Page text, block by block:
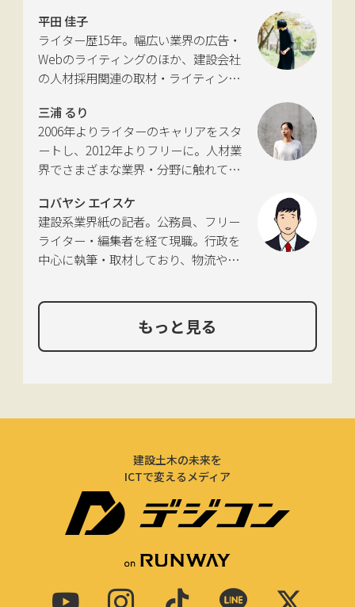
共交通部会」、「MaaS関連データ検
討会」、SIP第2期自動運転（システム
とサービスの拡張）ピアレビュー委員
会などの委員を歴任。
どの執筆を中心に、ジャンルを問わず
活動。四国にある築100年の実家をど
う生かすかが長年の悩み。
平田 佳子
ライター歴15年。幅広い業界の広告・
Webのライティングのほか、建設会社
の人材採用関連の取材・ライティング
仕事をしていたため、小さな頃から憧
れあり。
三浦 るり
2006年よりライターのキャリアをスタ
ートし、2012年よりフリーに。人材業
界でさまざまな業界・分野に触れてき
を手掛ける。現在は特に建築や不動
産、さらにはDX分野を探究中。
コバヤシ エイスケ
建設系業界紙の記者。公務員、フリー
ライター・編集者を経て現職。行政を
中心に執筆・取材しており、物流や環
もっと見る
建設土木の未来を
ICTで変えるメディア